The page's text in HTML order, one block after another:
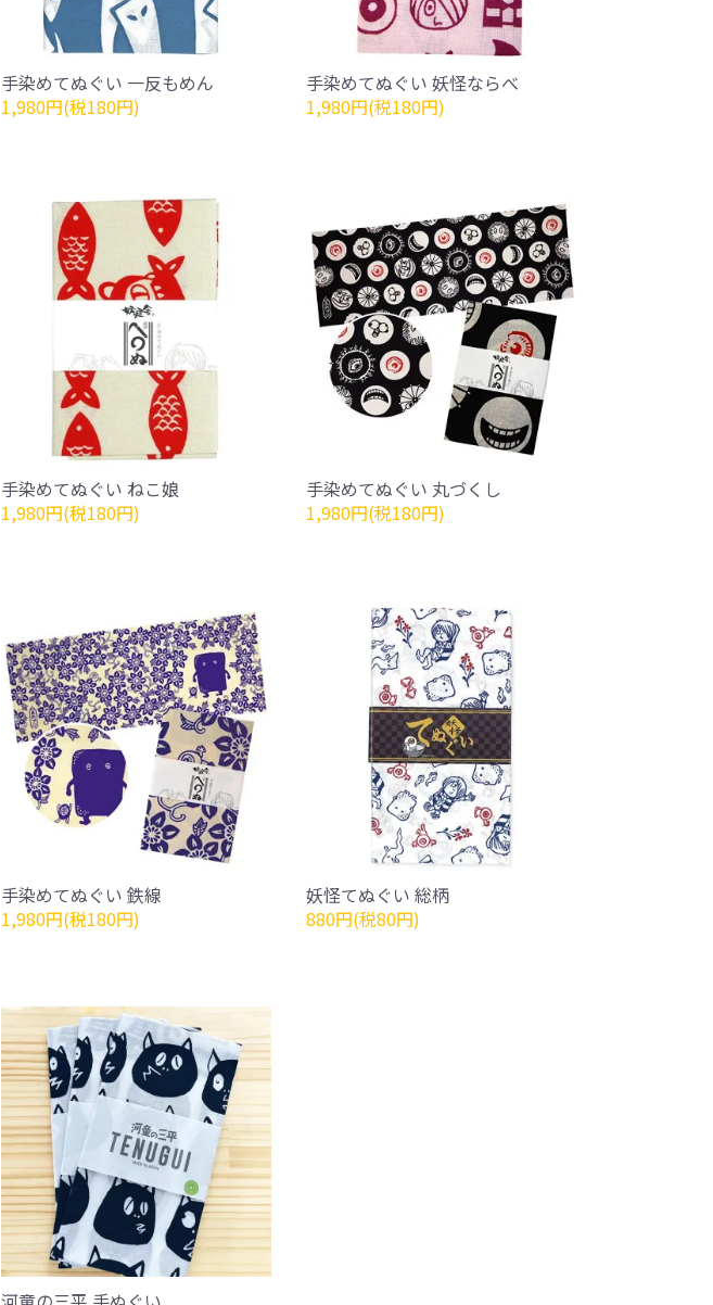
手染めてぬぐい 一反もめん
1,980円(税180円)
手染めてぬぐい 妖怪ならべ
1,980円(税180円)
手染めてぬぐい ねこ娘
1,980円(税180円)
手染めてぬぐい 丸づくし
1,980円(税180円)
手染めてぬぐい 鉄線
1,980円(税180円)
妖怪てぬぐい 総柄
880円(税80円)